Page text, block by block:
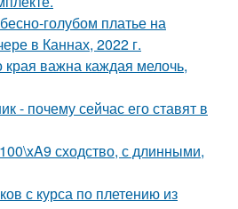
голубом платье на
в Каннах, 2022 г.
края важна каждая мелочь,
- почему сейчас его ставят в
сходство, с длинными,
с курса по плетению из